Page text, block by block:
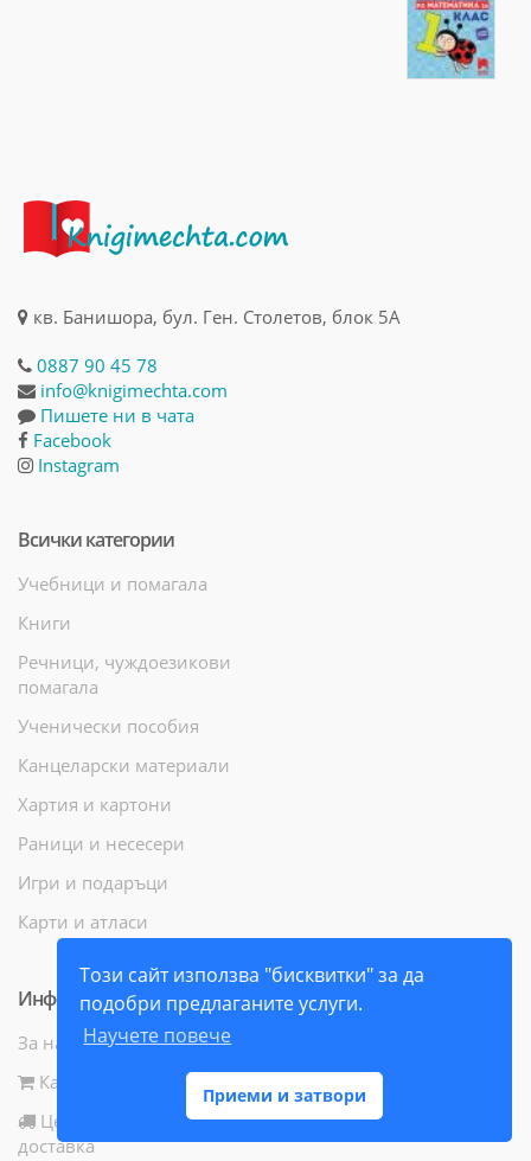
Този сайт използва "бисквитки" за да
подобри предлаганите услуги.
Научете повече
Приеми и затвори
кв. Банишора, бул. Ген. Столетов, блок 5А
0887 90 45 78
info@knigimechta.com
Пишете ни в чата
Facebook
Instagram
Всички категории
Учебници и помагала
Книги
Речници, чуждоезикови
помагала
Ученически пособия
Канцеларски материали
Хартия и картони
Раници и несесери
Игри и подаръци
Карти и атласи
Информация
За нас
Как да поръчам
Цени и начини за
доставка